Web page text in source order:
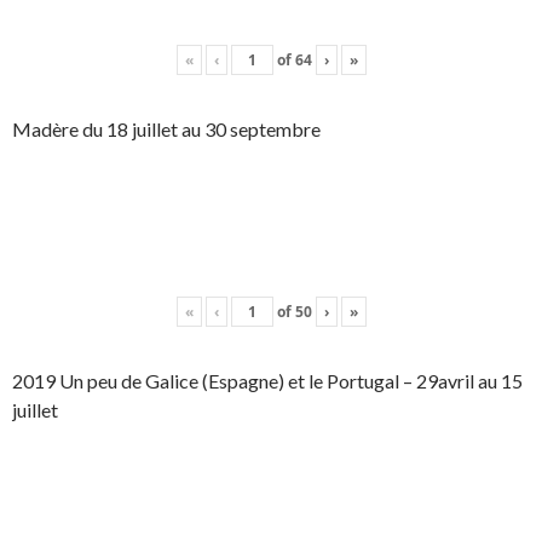
« ‹ of64 › »
Madère du 18 juillet au 30 septembre
« ‹ of50 › »
2019 Un peu de Galice (Espagne) et le Portugal – 29avril au 15
juillet